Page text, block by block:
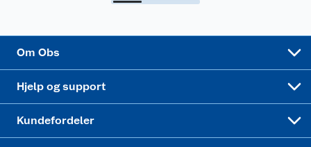
Om Obs
Hjelp og support
Kundefordeler